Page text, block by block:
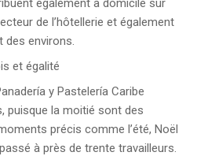
également à domicile sur
de l’hôtellerie et également
des environs.
et égalité
y Pastelería Caribe
puisque la moitié sont des
précis comme l’été, Noël
à près de trente travailleurs.